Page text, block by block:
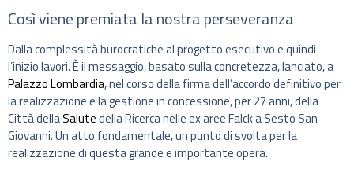
Così viene premiata la nostra perseveranza
Dalla complessità burocratiche al progetto esecutivo e quindi
l’inizio lavori. È il messaggio, basato sulla concretezza, lanciato, a
Palazzo Lombardia, nel corso della firma dell’accordo definitivo per
la realizzazione e la gestione in concessione, per 27 anni, della
Città dellaSalutedella Ricerca nelle ex aree Falck a Sesto San
Giovanni. Un atto fondamentale, un punto di svolta per la
realizzazione di questa grande e importante opera.